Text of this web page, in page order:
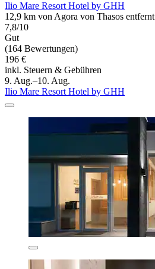
Ilio Mare Resort Hotel by GHH
12,9 km von Agora von Thasos entfernt
7,8/10
Gut
(164 Bewertungen)
196 €
inkl. Steuern & Gebühren
9. Aug.–10. Aug.
Ilio Mare Resort Hotel by GHH